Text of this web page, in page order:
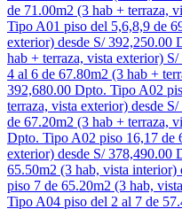
de 71.00m2 (3 hab + terraza,
Tipo A01 piso del 5,6,8,9 de
exterior) desde S/ 392,250.00
hab + terraza, vista exterior)
4 al 6 de 67.80m2 (3 hab +
392,680.00 Dpto. Tipo A02
terraza, vista exterior) desde
de 67.20m2 (3 hab + terraza,
Dpto. Tipo A02 piso 16,17 de
exterior) desde S/ 378,490.00
65.50m2 (3 hab, vista
piso 7 de 65.20m2 (3 hab,
Tipo A04 piso del 2 al 7 de